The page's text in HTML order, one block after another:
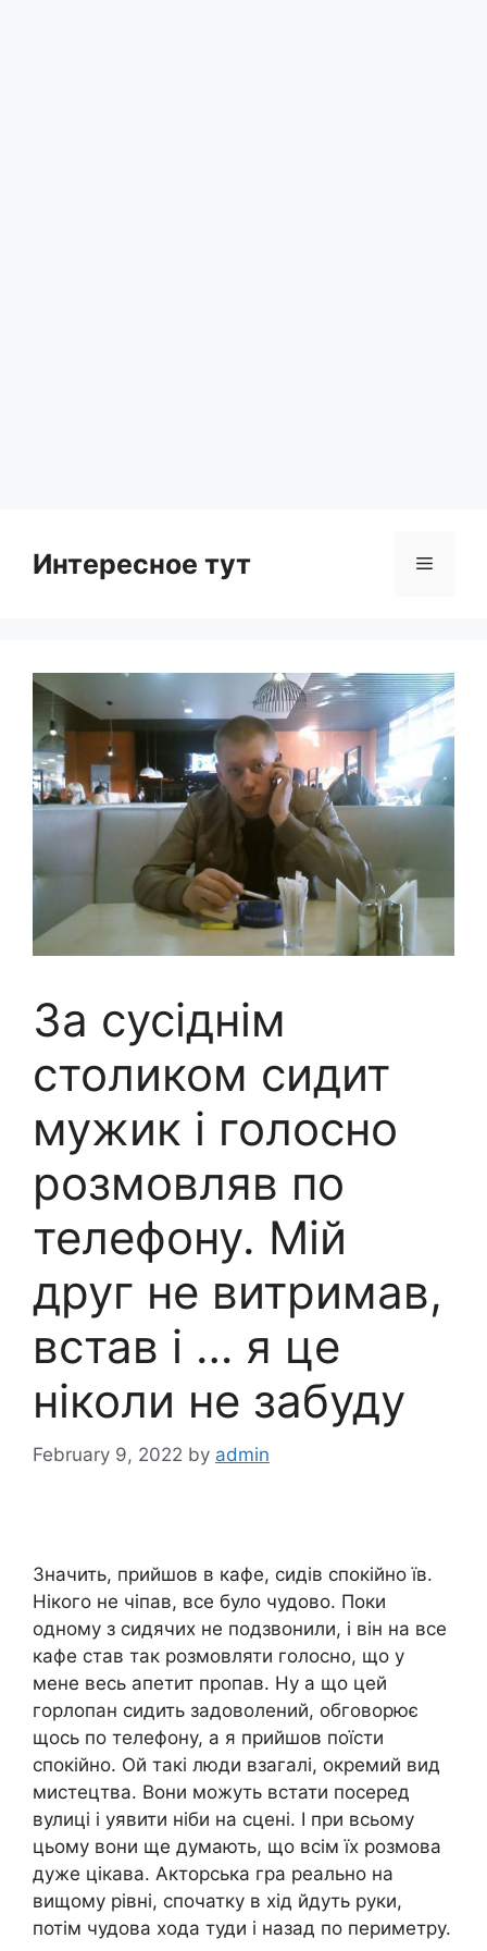
Интересное тут Menu
За сусіднім
столиком сидит
мужик і голосно
розмовляв по
телефону. Мій
друг не витримав,
встав і … я це
ніколи не забуду
February 9, 2022 by admin
Значить, прийшов в кафе, сидів спокійно їв.
Нікого не чіпав, все було чудово. Поки
одному з сидячих не подзвонили, і він на все
кафе став так розмовляти голосно, що у
мене весь апетит пропав. Ну а що цей
горлопан сидить задоволений, обговорює
щось по телефону, а я прийшов поїсти
спокійно. Ой такі люди взагалі, окремий вид
мистецтва. Вони можуть встати посеред
вулиці і уявити ніби на сцені. І при всьому
цьому вони ще думають, що всім їх розмова
дуже цікава. Акторська гра реально на
вищому рівні, спочатку в хід йдуть руки,
потім чудова хода туди і назад по периметру.